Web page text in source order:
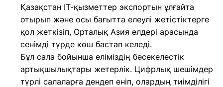
Қазақстан IT-қызметтер экспортын ұлғайта
отырып және осы бағытта елеулі жетістіктерге
қол жеткізіп, Орталық Азия елдері арасында
сенімді түрде көш бастап келеді.
Бұл сала бойынша еліміздің бәсекелестік
артықшылықтары жетерлік. Цифрлық шешімдер
түрлі салаларға дендеп еніп, олардың тиімділігі